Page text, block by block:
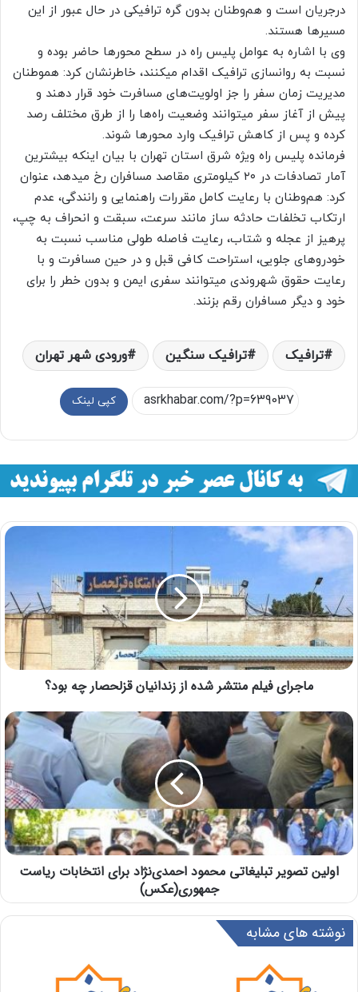
درجریان است و هم‌وطنان بدون گره ترافیکی در حال عبور از این
مسیرها هستند.
وی با اشاره به عوامل پلیس راه در سطح محورها حاضر بوده و
نسبت به روانسازی ترافیک اقدام میکنند، خاطرنشان کرد: هموطنان
مدیریت زمان سفر را جز اولویت‌های مسافرت خود قرار دهند و
پیش از آغاز سفر میتوانند وضعیت راه‌ها را از طرق مختلف رصد
کرده و پس از کاهش ترافیک وارد محورها شوند.
فرمانده پلیس راه ویژه شرق استان تهران با بیان اینکه بیشترین
آمار تصادفات در ۲۰ کیلومتری مقاصد مسافران رخ میدهد، عنوان
کرد: هم‌وطنان با رعایت کامل مقررات راهنمایی و رانندگی، عدم
ارتکاب تخلفات حادثه ساز مانند سرعت، سبقت و انحراف به چپ،
پرهیز از عجله و شتاب، رعایت فاصله طولی مناسب نسبت به
خودروهای جلویی، استراحت کافی قبل و در حین مسافرت و با
رعایت حقوق شهروندی میتوانند سفری ایمن و بدون خطر را برای
خود و دیگر مسافران رقم بزنند.
ترافیک ترافیک سنگین ورودی شهر تهران
کپی لینک
ماجرای فیلم منتشر شده از زندانیان قزلحصار چه بود؟
اولین تصویر تبلیغاتی محمود احمدی‌نژاد برای انتخابات ریاست
جمهوری(عکس)
نوشته های مشابه